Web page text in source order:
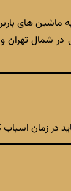
ماشین های
در شمال
در زمان